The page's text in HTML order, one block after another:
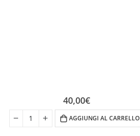
40,00€
AGGIUNGI AL CARRELLO